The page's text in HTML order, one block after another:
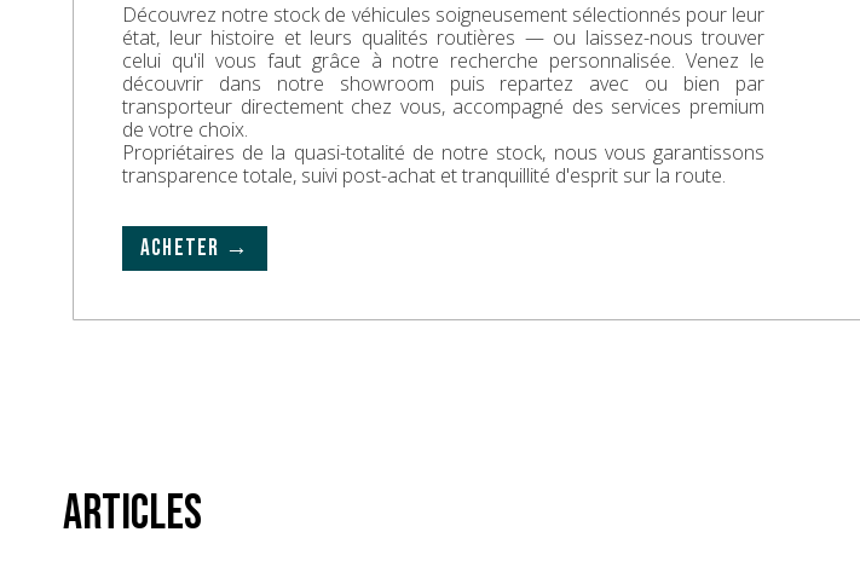
Découvrez notre stock de véhicules soigneusement sélectionnés pour leur
état, leur histoire et leurs qualités routières — ou laissez-nous trouver
celui qu'il vous faut grâce à notre recherche personnalisée. Venez le
découvrir dans notre showroom puis repartez avec ou bien par
transporteur directement chez vous, accompagné des services premium
de votre choix.
Propriétaires de la quasi-totalité de notre stock, nous vous garantissons
transparence totale, suivi post-achat et tranquillité d'esprit sur la route.
ACHETER →
Articles